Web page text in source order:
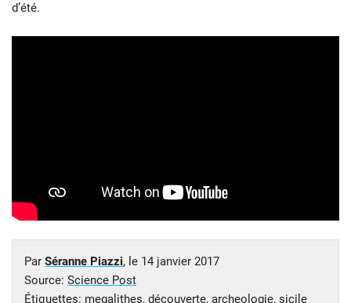
d’été.
Par Séranne Piazzi, le 14 janvier 2017
Source: Science Post
Étiquettes: megalithes, découverte, archeologie, sicile